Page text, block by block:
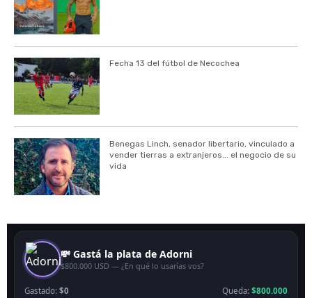
Fecha 13 del fútbol de Necochea
Benegas Linch, senador libertario, vinculado a
vender tierras a extranjeros... el negocio de su
vida